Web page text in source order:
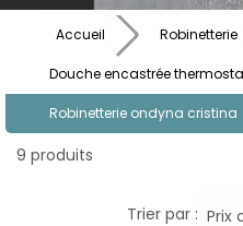
Accueil Robinetterie
Douche encastrée
Robinetterie ondyna cristina
9 produits
Trier par :